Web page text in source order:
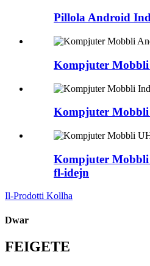
Pillola Android
Kompjuter
Kompjuter
Kompjuter
fl-idejn
Il-Prodotti Kollha
Dwar
FEIGETE